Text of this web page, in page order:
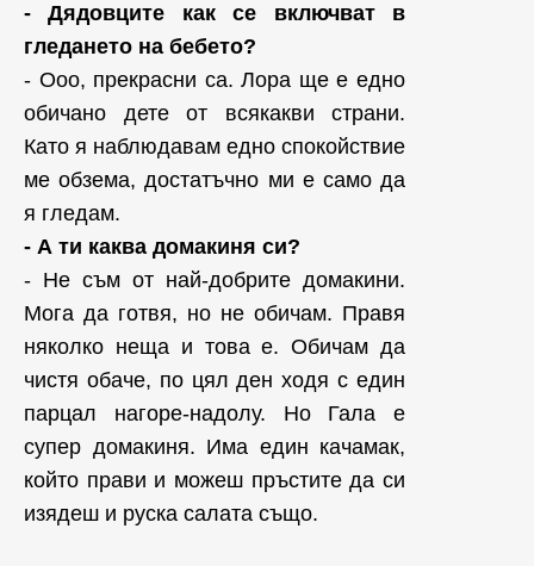
- Дядовците как се включват в
гледането на бебето?
- Ооо, прекрасни са. Лора ще е едно
обичано дете от всякакви страни.
Като я наблюдавам едно спокойствие
ме обзема, достатъчно ми е само да
я гледам.
- А ти каква домакиня си?
- Не съм от най-добрите домакини.
Мога да готвя, но не обичам. Правя
няколко неща и това е. Обичам да
чистя обаче, по цял ден ходя с един
парцал нагоре-надолу. Но Гала е
супер домакиня. Има един качамак,
който прави и можеш пръстите да си
изядеш и руска салата също.